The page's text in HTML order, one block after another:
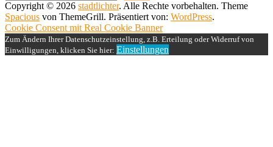
Copyright © 2026 stadtlichter. Alle Rechte vorbehalten. Theme
Spacious von ThemeGrill. Präsentiert von: WordPress.
Cookie Consent mit Real Cookie Banner
Zum Ändern Ihrer Datenschutzeinstellung, z.B. Erteilung oder Widerruf von
Einwilligungen, klicken Sie hier: Einstellungen